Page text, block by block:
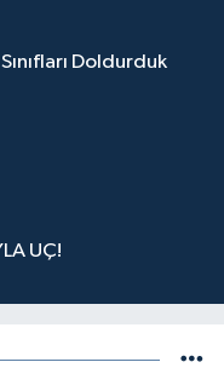
Doldurduk
UÇ!